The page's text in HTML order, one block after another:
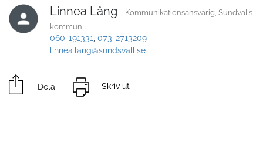
Linnea Lång
Kommunikationsansvarig, Sundvalls
kommun
060-191331 073-2713209
linnea.lang@sundsvall.se
Dela Skriv ut